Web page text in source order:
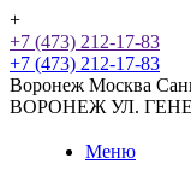
+
+7 (473) 212-17-83
+7 (473) 212-17-83
Воронеж Москва
ВОРОНЕЖ УЛ.
Меню